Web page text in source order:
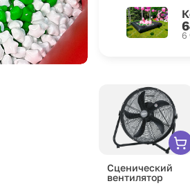
6
Сценический
вентилятор